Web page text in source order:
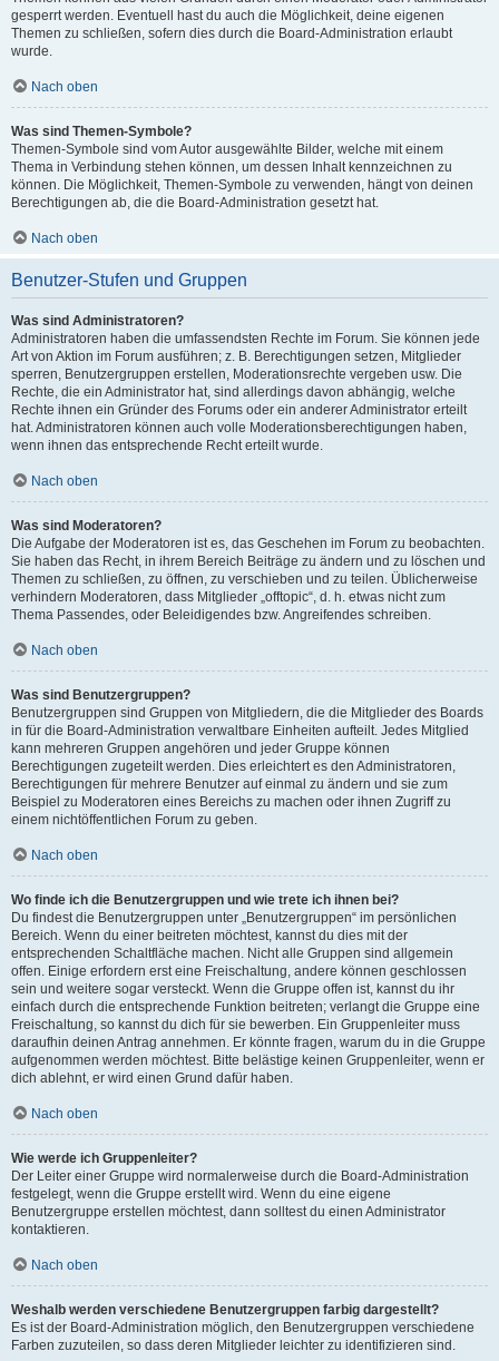
gesperrt werden. Eventuell hast du auch die Möglichkeit, deine eigenen
Themen zu schließen, sofern dies durch die Board-Administration erlaubt
wurde.
Nach oben
Was sind Themen-Symbole?
Themen-Symbole sind vom Autor ausgewählte Bilder, welche mit einem
Thema in Verbindung stehen können, um dessen Inhalt kennzeichnen zu
können. Die Möglichkeit, Themen-Symbole zu verwenden, hängt von deinen
Berechtigungen ab, die die Board-Administration gesetzt hat.
Nach oben
Benutzer-Stufen und Gruppen
Was sind Administratoren?
Administratoren haben die umfassendsten Rechte im Forum. Sie können jede
Art von Aktion im Forum ausführen; z. B. Berechtigungen setzen, Mitglieder
sperren, Benutzergruppen erstellen, Moderationsrechte vergeben usw. Die
Rechte, die ein Administrator hat, sind allerdings davon abhängig, welche
Rechte ihnen ein Gründer des Forums oder ein anderer Administrator erteilt
hat. Administratoren können auch volle Moderationsberechtigungen haben,
wenn ihnen das entsprechende Recht erteilt wurde.
Nach oben
Was sind Moderatoren?
Die Aufgabe der Moderatoren ist es, das Geschehen im Forum zu beobachten.
Sie haben das Recht, in ihrem Bereich Beiträge zu ändern und zu löschen und
Themen zu schließen, zu öffnen, zu verschieben und zu teilen. Üblicherweise
verhindern Moderatoren, dass Mitglieder „offtopic“, d. h. etwas nicht zum
Thema Passendes, oder Beleidigendes bzw. Angreifendes schreiben.
Nach oben
Was sind Benutzergruppen?
Benutzergruppen sind Gruppen von Mitgliedern, die die Mitglieder des Boards
in für die Board-Administration verwaltbare Einheiten aufteilt. Jedes Mitglied
kann mehreren Gruppen angehören und jeder Gruppe können
Berechtigungen zugeteilt werden. Dies erleichtert es den Administratoren,
Berechtigungen für mehrere Benutzer auf einmal zu ändern und sie zum
Beispiel zu Moderatoren eines Bereichs zu machen oder ihnen Zugriff zu
einem nichtöffentlichen Forum zu geben.
Nach oben
Wo finde ich die Benutzergruppen und wie trete ich ihnen bei?
Du findest die Benutzergruppen unter „Benutzergruppen“ im persönlichen
Bereich. Wenn du einer beitreten möchtest, kannst du dies mit der
entsprechenden Schaltfläche machen. Nicht alle Gruppen sind allgemein
offen. Einige erfordern erst eine Freischaltung, andere können geschlossen
sein und weitere sogar versteckt. Wenn die Gruppe offen ist, kannst du ihr
einfach durch die entsprechende Funktion beitreten; verlangt die Gruppe eine
Freischaltung, so kannst du dich für sie bewerben. Ein Gruppenleiter muss
daraufhin deinen Antrag annehmen. Er könnte fragen, warum du in die Gruppe
aufgenommen werden möchtest. Bitte belästige keinen Gruppenleiter, wenn er
dich ablehnt, er wird einen Grund dafür haben.
Nach oben
Wie werde ich Gruppenleiter?
Der Leiter einer Gruppe wird normalerweise durch die Board-Administration
festgelegt, wenn die Gruppe erstellt wird. Wenn du eine eigene
Benutzergruppe erstellen möchtest, dann solltest du einen Administrator
kontaktieren.
Nach oben
Weshalb werden verschiedene Benutzergruppen farbig dargestellt?
Es ist der Board-Administration möglich, den Benutzergruppen verschiedene
Farben zuzuteilen, so dass deren Mitglieder leichter zu identifizieren sind.